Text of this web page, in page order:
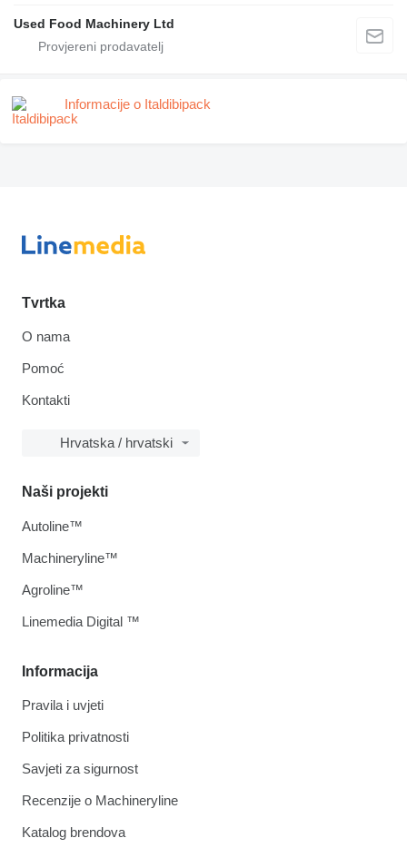
Used Food Machinery Ltd
Informacije o Italdibipack
Tvrtka
O nama
Pomoć
Kontakti
Hrvatska / hrvatski
Informacija
Pravila i uvjeti
Politika privatnosti
Savjeti za sigurnost
Recenzije o Machineryline
Katalog brendova
Naši projekti
Autoline™
Machineryline™
Agroline™
Linemedia Digital ™